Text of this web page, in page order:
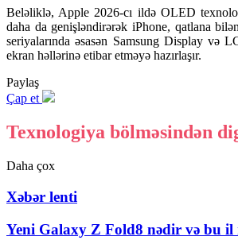
Beləliklə, Apple 2026-cı ildə OLED
daha da genişləndirərək iPhone, qatlana
seriyalarında əsasən Samsung Display və
ekran həllərinə etibar etməyə hazırlaşır.
Paylaş
Çap et
Texnologiya bölməsindən
Daha çox
Xəbər lenti
Yeni Galaxy Z Fold8 nədir və bu il